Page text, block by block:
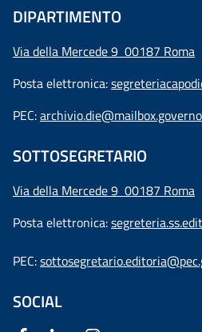
DIPARTIMENTO
Via della Mercede 9 00187 Roma
Posta elettronica:
PEC:
SOTTOSEGRETARIO
Via della Mercede 9 00187 Roma
Posta elettronica:
PEC:
SOCIAL